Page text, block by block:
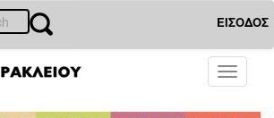
ΕΙΣΟΔΟΣ
Toggle